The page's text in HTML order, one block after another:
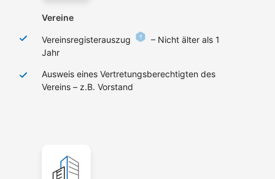
Vereine
Vereinsregisterauszug
– Nicht älter als 1
Jahr
Ausweis eines Vertretungsberechtigten des
Vereins – z.B. Vorstand